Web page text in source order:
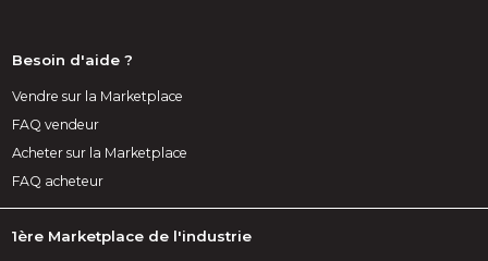
Besoin d'aide ?
Vendre sur la Marketplace
FAQ vendeur
Acheter sur la Marketplace
FAQ acheteur
1ère Marketplace de l'industrie